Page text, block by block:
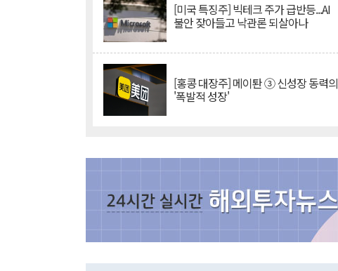
[미국 특징주] 빅테크 주가 급반등...AI
불안 잦아들고 낙관론 되살아나
[홍콩 대장주] 메이퇀 ③ 신성장 동력의
'폭발적 성장'